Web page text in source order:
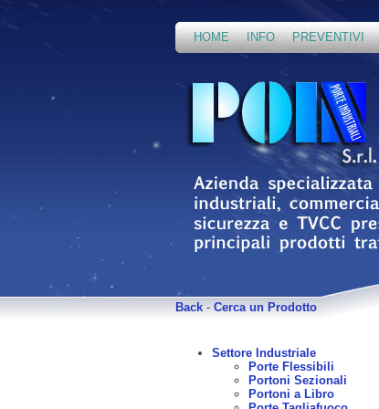
HOME INFO PREVENTIVI
Back - Cerca un Prodotto
Settore Industriale
Porte Flessibili
Portoni Sezionali
Portoni a Libro